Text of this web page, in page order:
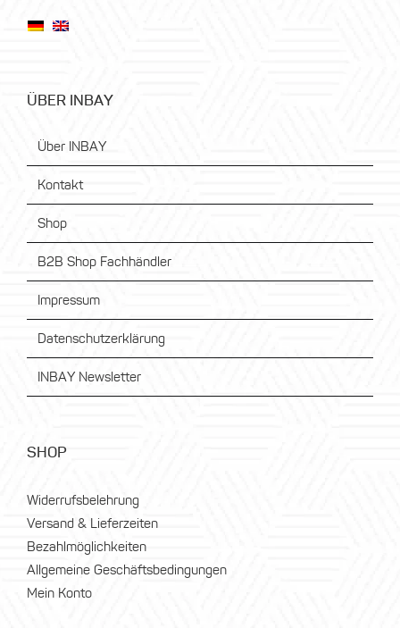
ÜBER INBAY
Über INBAY
Kontakt
Shop
B2B Shop Fachhändler
Impressum
Datenschutzerklärung
INBAY Newsletter
SHOP
Widerrufsbelehrung
Versand & Lieferzeiten
Bezahlmöglichkeiten
Allgemeine Geschäftsbedingungen
Mein Konto